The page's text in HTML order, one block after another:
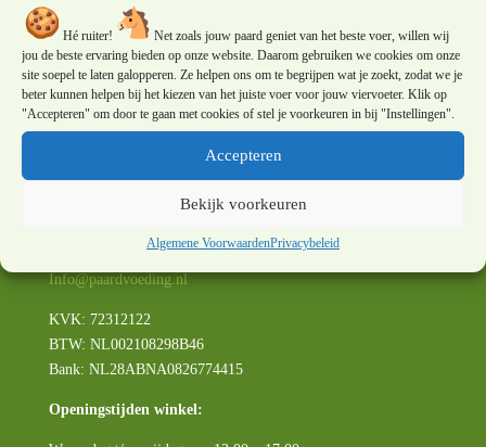
Hé ruiter!
Net zoals jouw paard geniet van het beste voer, willen wij
jou de beste ervaring bieden op onze website. Daarom gebruiken we cookies om onze
site soepel te laten galopperen. Ze helpen ons om te begrijpen wat je zoekt, zodat we je
beter kunnen helpen bij het kiezen van het juiste voer voor jouw viervoeter. Klik op
"Accepteren" om door te gaan met cookies of stel je voorkeuren in bij "Instellingen".
Accepteren
Bekijk voorkeuren
Algemene VoorwaardenPrivacybeleid
Paard & Voeding
Advies op maat
+316 – 82 46 31 77
Info@paardvoeding.nl
KVK: 72312122
BTW: NL002108298B46
Bank: NL28ABNA0826774415
Openingstijden winkel: